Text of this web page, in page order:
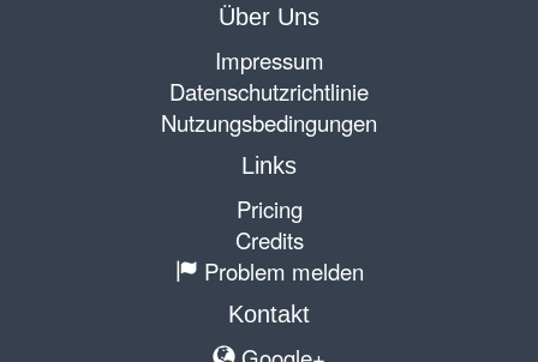
Über Uns
Impressum
Datenschutzrichtlinie
Nutzungsbedingungen
Links
Pricing
Credits
Problem melden
Kontakt